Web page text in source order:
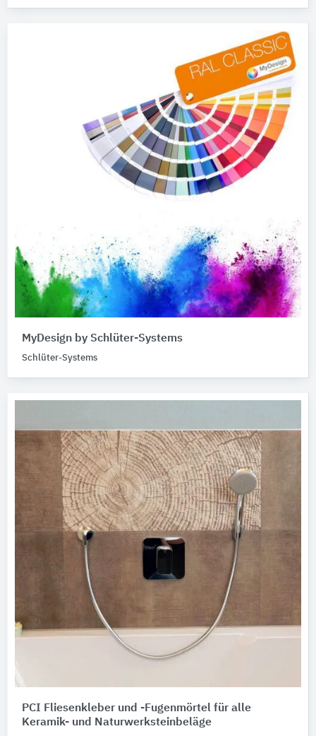
MyDesign by Schlüter-Systems
Schlüter-Systems
PCI Fliesenkleber und -Fugenmörtel für alle
Keramik- und Naturwerksteinbeläge